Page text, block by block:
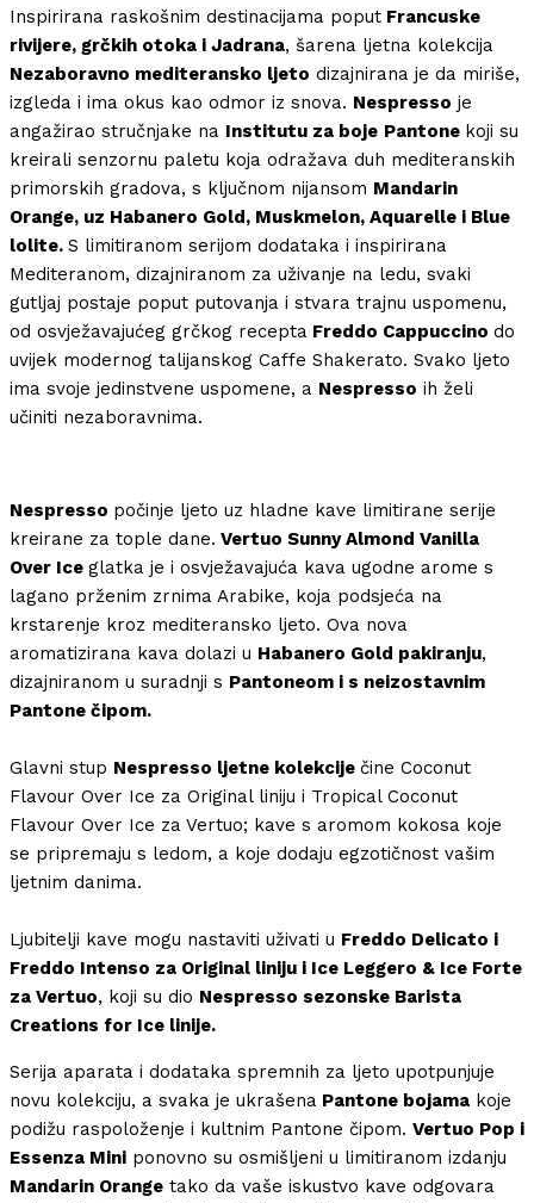
Inspirirana raskošnim destinacijama poput Francuske
rivijere, grčkih otoka i Jadrana, šarena ljetna kolekcija
Nezaboravno mediteransko ljeto dizajnirana je da miriše,
izgleda i ima okus kao odmor iz snova. Nespresso je
angažirao stručnjake na Institutu za boje Pantone koji su
kreirali senzornu paletu koja odražava duh mediteranskih
primorskih gradova, s ključnom nijansom Mandarin
Orange, uz Habanero Gold, Muskmelon, Aquarelle i Blue
lolite. S limitiranom serijom dodataka i inspirirana
Mediteranom, dizajniranom za uživanje na ledu, svaki
gutljaj postaje poput putovanja i stvara trajnu uspomenu,
od osvježavajućeg grčkog recepta Freddo Cappuccino do
uvijek modernog talijanskog Caffe Shakerato. Svako ljeto
ima svoje jedinstvene uspomene, a Nespresso ih želi
učiniti nezaboravnima.
Nespresso počinje ljeto uz hladne kave limitirane serije
kreirane za tople dane. Vertuo Sunny Almond Vanilla
Over Ice glatka je i osvježavajuća kava ugodne arome s
lagano prženim zrnima Arabike, koja podsjeća na
krstarenje kroz mediteransko ljeto. Ova nova
aromatizirana kava dolazi u Habanero Gold pakiranju,
dizajniranom u suradnji s Pantoneom i s neizostavnim
Pantone čipom.
Glavni stup Nespresso ljetne kolekcije čine Coconut
Flavour Over Ice za Original liniju i Tropical Coconut
Flavour Over Ice za Vertuo; kave s aromom kokosa koje
se pripremaju s ledom, a koje dodaju egzotičnost vašim
ljetnim danima.
Ljubitelji kave mogu nastaviti uživati u Freddo Delicato i
Freddo Intenso za Original liniju i Ice Leggero & Ice Forte
za Vertuo, koji su dio Nespresso sezonske Barista
Creations for Ice linije.
Serija aparata i dodataka spremnih za ljeto upotpunjuje
novu kolekciju, a svaka je ukrašena Pantone bojama koje
podižu raspoloženje i kultnim Pantone čipom. Vertuo Pop i
Essenza Mini ponovno su osmišljeni u limitiranom izdanju
Mandarin Orange tako da vaše iskustvo kave odgovara